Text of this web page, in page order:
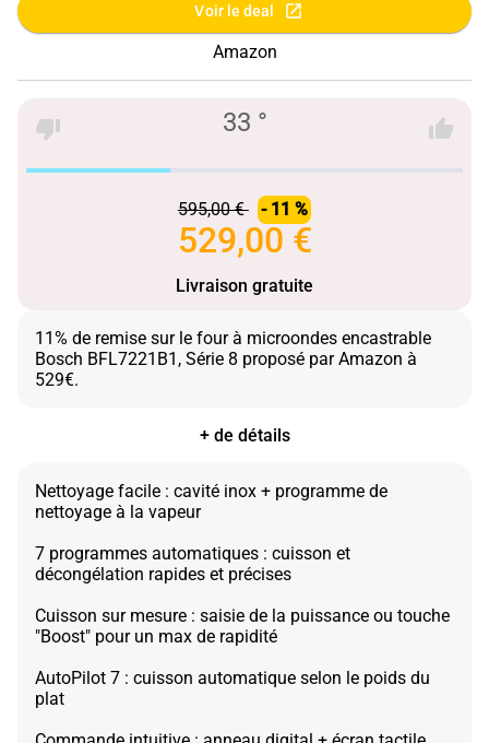
Voir le deal
Amazon
33 °
595,00 € - 11 %
529,00 €
Livraison gratuite
11% de remise sur le four à microondes encastrable
Bosch BFL7221B1, Série 8 proposé par Amazon à
+ de détails
Nettoyage facile : cavité inox + programme de
nettoyage à la vapeur
7 programmes automatiques : cuisson et
décongélation rapides et précises
Cuisson sur mesure : saisie de la puissance ou touche
"Boost" pour un max de rapidité
AutoPilot 7 : cuisson automatique selon le poids du
plat